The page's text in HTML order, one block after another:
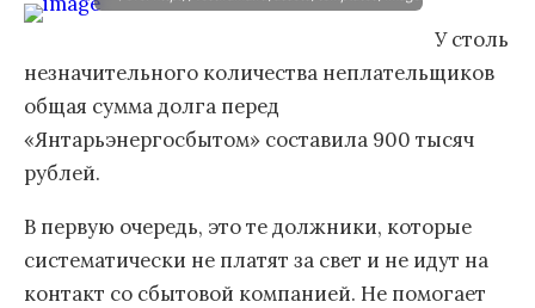
У столь
незначительного количества неплательщиков
общая сумма долга перед
«Янтарьэнергосбытом» составила 900 тысяч
рублей.
В первую очередь, это те должники, которые
систематически не платят за свет и не идут на
контакт со сбытовой компанией. Не помогает